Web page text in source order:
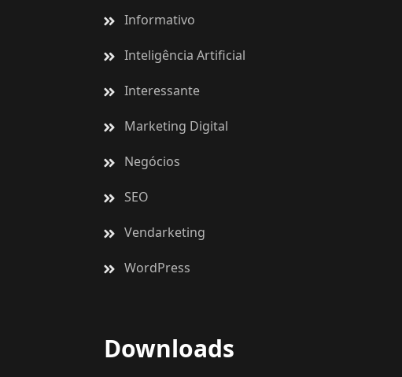
Informativo
Inteligência Artificial
Interessante
Marketing Digital
Negócios
SEO
Vendarketing
WordPress
Downloads